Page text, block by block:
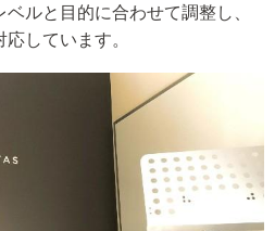
ルと目的に合わせて調整し、
しています。